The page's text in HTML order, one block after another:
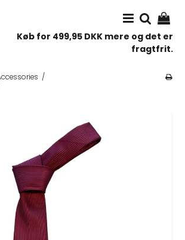
Køb for 499,95 DKK mere og det er
fragtfrit.
/